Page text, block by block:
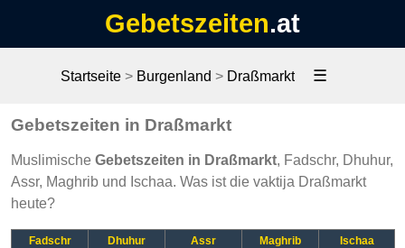
Gebetszeiten.at
Startseite> Burgenland > Draßmarkt ☰
Gebetszeiten in Draßmarkt
Muslimische Gebetszeiten in Draßmarkt, Fadschr, Dhuhur,
Assr, Maghrib und Ischaa. Was ist die vaktija Draßmarkt
heute?
Fadschr Dhuhur Assr Maghrib
Ischaa